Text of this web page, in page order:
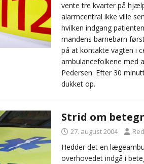
vente tre kvarter på
alarmcentral ikke ville
hvilken indgang
mandens barnebarn
på at kontakte vagten i
ambulancefolkene med
Pedersen. Efter 30
dukket op.
Strid om
27. august 2004
Hedder det en
overhovedet indgå i